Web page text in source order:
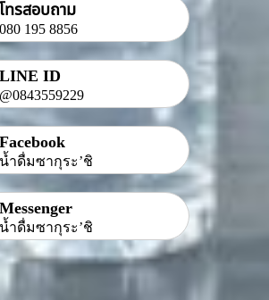
โทรสอบถาม
080 195 8856
LINE ID
@0843559229
Facebook
น้ำดื่มซากุระ’ชิ
Messenger
น้ำดื่มซากุระ’ชิ